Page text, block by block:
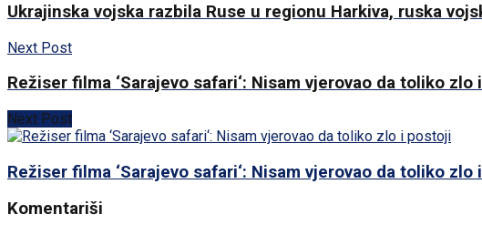
Ukrajinska vojska razbila Ruse u regionu Harkiva, ruska
Next Post
Režiser filma ‘Sarajevo safari‘: Nisam vjerovao da toliko zlo
Next Post
Režiser filma ‘Sarajevo safari‘: Nisam vjerovao da toliko zlo
Komentariši